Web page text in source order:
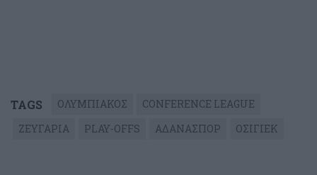
TAGS ΟΛΥΜΠΙΑΚΟΣ
CONFERENCE LEAGUE
ΖΕΥΓΑΡΙΑ
PLAY-OFFS ΑΔΑΝΑΣΠΟΡ ΟΣΙΓΙΕΚ